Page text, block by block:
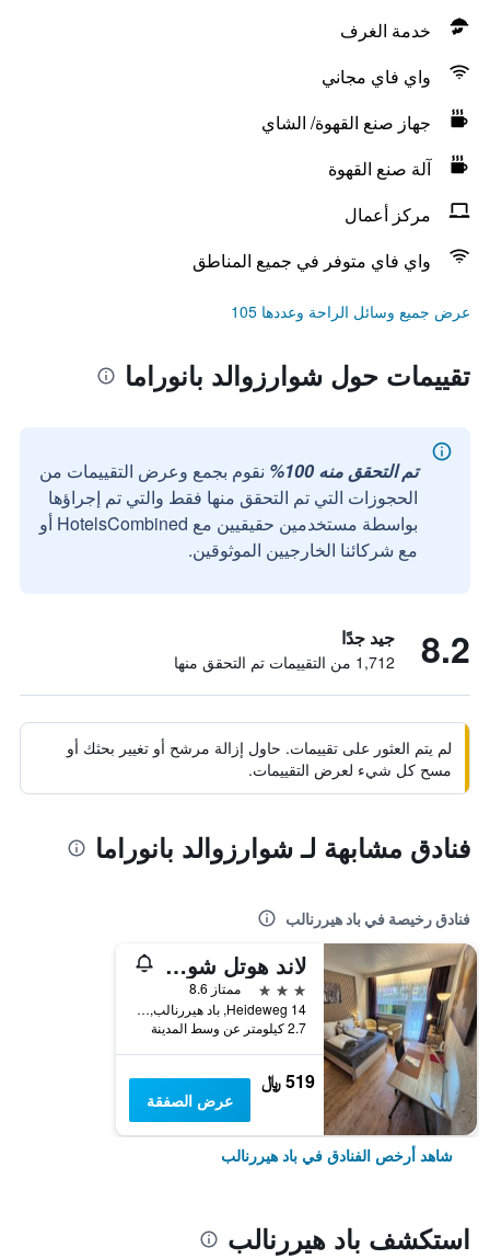
خدمة الغرف
واي فاي مجاني
جهاز صنع القهوة/ الشاي
آلة صنع القهوة
مركز أعمال
واي فاي متوفر في جميع المناطق
عرض جميع وسائل الراحة وعددها 105
تقييمات حول شوارزوالد بانوراما
تم التحقق منه 100%
نقوم بجمع وعرض التقييمات من
الحجوزات التي تم التحقق منها فقط والتي تم إجراؤها
بواسطة مستخدمين حقيقيين مع HotelsCombined أو
مع شركائنا الخارجيين الموثوقين.
8.2 جيد جدًا
1,712 من التقييمات تم التحقق منها
لم يتم العثور على تقييمات. حاول إزالة مرشح أو تغيير بحثك أو
مسح كل شيء لعرض التقييمات.
فنادق مشابهة لـ شوارزوالد بانوراما
فنادق رخيصة في باد هيررنالب
لاند هوتل شونبليك
3 نجوم
ممتاز 8.6
Heideweg 14, باد هيررنالب, بادن - فورتمبيرغ, ألمانيا
2.7 كيلومتر عن وسط المدينة
519 ﷼
عرض الصفقة
شاهد أرخص الفنادق في باد هيررنالب
استكشف باد هيررنالب